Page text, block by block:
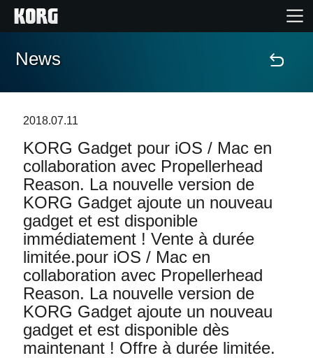
Accueil
Extras
Evénements
Support
Où acheter ?
News
Lieu
News
2018.07.11
KORG Gadget pour iOS / Mac en
collaboration avec Propellerhead
Reason. La nouvelle version de
KORG Gadget ajoute un nouveau
gadget et est disponible
immédiatement ! Vente à durée
limitée.pour iOS / Mac en
collaboration avec Propellerhead
Reason. La nouvelle version de
KORG Gadget ajoute un nouveau
gadget et est disponible dès
maintenant ! Offre à durée limitée.